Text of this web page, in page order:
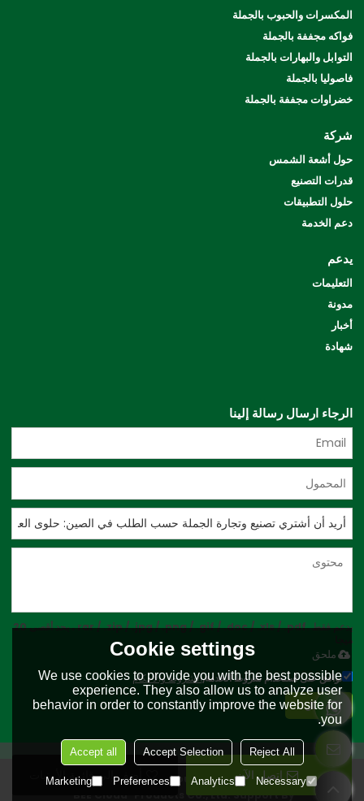
اتصل الآن أضف إلى قائمة الأمنيات
المكسرات والحبوب بالجملة
فواكه مجففة بالجملة
التوابل والبهارات بالجملة
فاصوليا بالجملة
خضراوات مجففة بالجملة
شركة
حول أشعة الشمس
قدرات التصنيع
حلول التطبيقات
دعم الخدمة
يدعم
التعليمات
مدونة
أخبار
شهادة
الرجاء ارسال رسالة إلينا
يدعم فقط .rar / .zip / .jpg / .png / .gif / .doc / .xls / .pdf ، بحد أقصى 20
ميجا
ملحق
توافق على استخدام شروط الخدمة,الشروط والاحكام
إرسال
Copyright © 2026Wushi County Sunshine Agricultural
Products Co., Ltd.Support By
Cookie settings
We use cookies to provide you with the best possible
experience. They also allow us to analyze user
behavior in order to constantly improve the website for
you.
Reject All
Accept Selection
Accept all
Necessary
Analytics
Preferences
Marketing